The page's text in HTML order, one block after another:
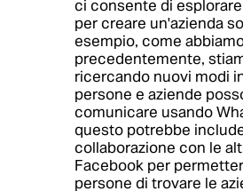
ci consente di
per creare un'azienda
esempio, come
precedentemente,
ricercando nuovi modi
persone e aziende
comunicare usando
questo potrebbe
collaborazione con le
Facebook per
persone di trovare le